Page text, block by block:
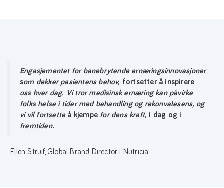
Engasjementet for banebrytende ernæringsinnovasjoner
som dekker pasientens behov, fortsetter å inspirere
oss hver dag. Vi tror medisinskernæring kan påvirke
folks helse i tider med behandling og rekonvalesens, og
vi vil fortsette å kjempe for dens kraft, i dag og i
fremtiden.
-Ellen Struif, Global Brand Director i Nutricia